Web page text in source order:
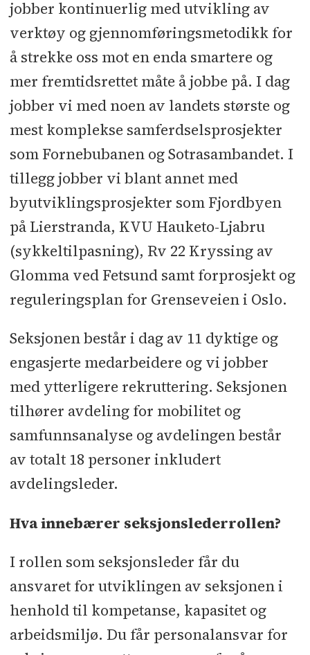
jobber kontinuerlig med utvikling av
verktøy og gjennomføringsmetodikk for
å strekke oss mot en enda smartere og
mer fremtidsrettet måte å jobbe på. I dag
jobber vi med noen av landets største og
mest komplekse samferdselsprosjekter
som Fornebubanen og Sotrasambandet. I
tillegg jobber vi blant annet med
byutviklingsprosjekter som Fjordbyen
på Lierstranda, KVU Hauketo-Ljabru
(sykkeltilpasning), Rv 22 Kryssing av
Glomma ved Fetsund samt forprosjekt og
reguleringsplan for Grenseveien i Oslo.
Seksjonen består i dag av 11 dyktige og
engasjerte medarbeidere og vi jobber
med ytterligere rekruttering. Seksjonen
tilhører avdeling for mobilitet og
samfunnsanalyse og avdelingen består
av totalt 18 personer inkludert
avdelingsleder.
Hva innebærer seksjonslederrollen?
I rollen som seksjonsleder får du
ansvaret for utviklingen av seksjonen i
henhold til kompetanse, kapasitet og
arbeidsmiljø. Du får personalansvar for